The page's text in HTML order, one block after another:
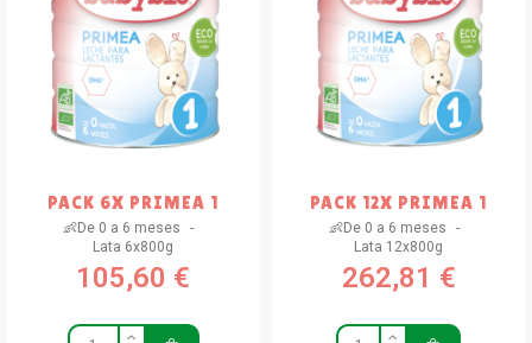
PACK 6X PRIMEA 1
👶De 0 a 6 meses
Lata 6x800g
105,60 €
PACK 12X PRIMEA 1
👶De 0 a 6 meses
Lata 12x800g
262,81 €